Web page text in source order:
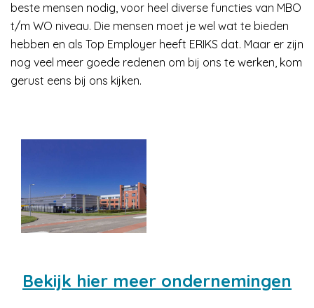
beste mensen nodig, voor heel diverse functies van MBO
t/m WO niveau. Die mensen moet je wel wat te bieden
hebben en als Top Employer heeft ERIKS dat. Maar er zijn
nog veel meer goede redenen om bij ons te werken, kom
gerust eens bij ons kijken.
Bekijk hier meer ondernemingen